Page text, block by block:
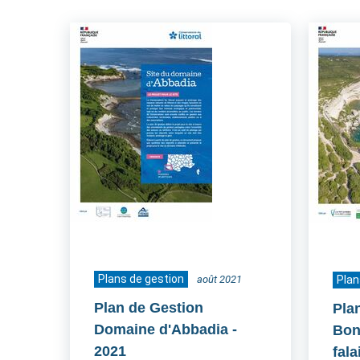
Plans de gestion août 2021
Plan de Gestion
Domaine d'Abbadia -
2021